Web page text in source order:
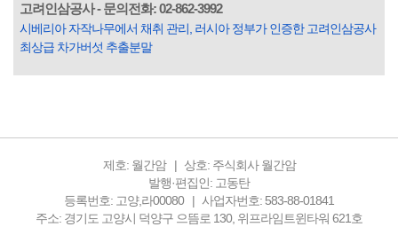
고려인삼공사 - 문의전화: 02-862-3992
시베리아 자작나무에서 채취 관리, 러시아 정부가 인증한 고려인삼공사
최상급 차가버섯 추출분말
제호: 월간암
상호: 주식회사 월간암
발행·편집인: 고동탄
등록번호: 고양,라00080
사업자번호: 583-88-01841
주소: 경기도 고양시 덕양구 으뜸로 130, 위프라임트윈타워 621호